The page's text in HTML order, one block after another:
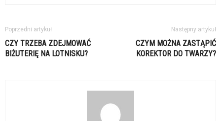
Poprzedni artykuł
CZY TRZEBA ZDEJMOWAĆ
BIŻUTERIĘ NA LOTNISKU?
Następny artykuł
CZYM MOŻNA ZASTĄPIĆ
KOREKTOR DO TWARZY?